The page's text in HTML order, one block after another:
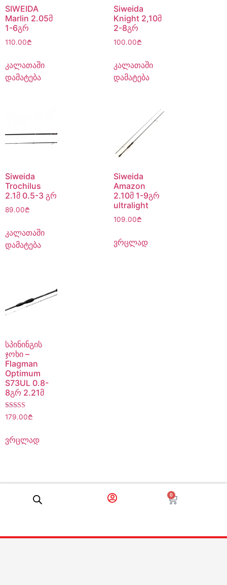
SIWEIDA
Marlin 2.05მ
1-6გრ
110.00₾
კალათაში
დამატება
Siweida
Knight 2,10მ
2-8გრ
100.00₾
კალათაში
დამატება
Siweida
Trochilus
2.1მ 0.5-3 გრ
89.00₾
კალათაში
დამატება
Siweida
Amazon
2.10მ 1-9გრ
ultralight
109.00₾
ვრცლად
სპინინგის
ჯოხი –
Flagman
Optimum
S73UL 0.8-
8გრ 2.21მ
შეფასება
5.00
179.00₾
ვრცლად
0